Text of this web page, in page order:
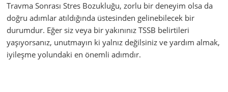
Travma Sonrası Stres Bozukluğu, zorlu bir deneyim olsa da
doğru adımlar atıldığında üstesinden gelinebilecek bir
durumdur. Eğer siz veya bir yakınınız TSSB belirtileri
yaşıyorsanız, unutmayın ki yalnız değilsiniz ve yardım almak,
iyileşme yolundaki en önemli adımdır.